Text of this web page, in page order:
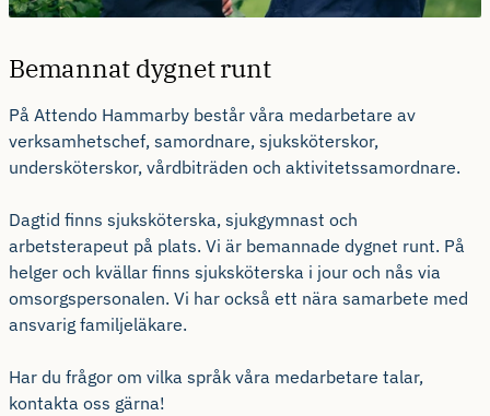
Bemannat dygnet runt
På Attendo Hammarby består våra medarbetare av
verksamhetschef, samordnare, sjuksköterskor,
undersköterskor, vårdbiträden och aktivitetssamordnare.
Dagtid finns sjuksköterska, sjukgymnast och
arbetsterapeut på plats. Vi är bemannade dygnet runt. På
helger och kvällar finns sjuksköterska i jour och nås via
omsorgspersonalen. Vi har också ett nära samarbete med
ansvarig familjeläkare.
Har du frågor om vilka språk våra medarbetare talar,
kontakta oss gärna!